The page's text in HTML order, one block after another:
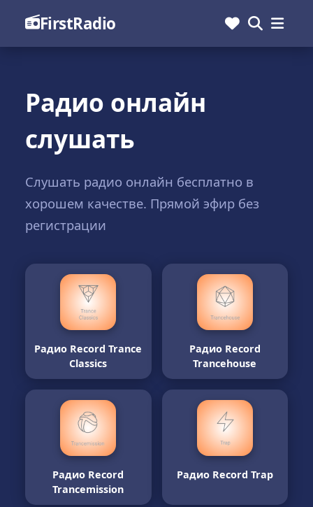
FirstRadio
Радио онлайн
слушать
Слушать радио онлайн бесплатно в
хорошем качестве. Прямой эфир без
регистрации
Радио Record Trance
Classics
Радио Record
Trancehouse
Радио Record
Trancemission
Радио Record Trap